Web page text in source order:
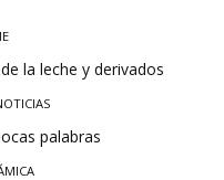
la leche y derivados
palabras